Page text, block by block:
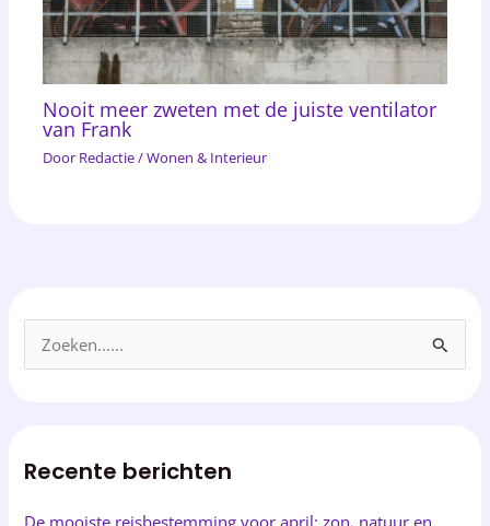
Nooit meer zweten met de juiste ventilator
van Frank
Door Redactie/Wonen & Interieur
e
Recente berichten
De mooiste reisbestemming voor april: zon, natuur en